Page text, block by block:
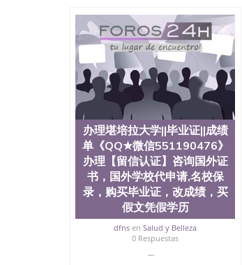
国外文凭质量QQ微信
551190476办国外文凭可找工作
格QQ微信551190476国外编号查
查文凭QQ微信551190476网上
551190476 国外资格证书办理
微信551190476 圣何塞州立大学
称SJSU，是加州历史悠久的大
154公顷。它是一所位于加利福
资，浓厚的多元化学术氛围，杰
每年有来自世界各地的成百上千
习机会和影响力的高等教育机构
今美国大学教学排名中表现优异
谷公司甚至在学生大三和大四的
州立大学系统(CSU), 圣何塞州
(Silicon Valley), 于附近的旧金
科和65个硕士学科，并有来自世
商管理学，艺术设计，和航空
不同国家的专业人士前来研究
公司确认到账转制作点做电子
办理堪培拉大学||毕业证||成绩
单《QQ★微信551190476》
办理【留信认证】咨询国外证
书，国外学校代申请,名校保
录，购买毕业证，改成绩，买
假文凭假学历
dfns enSalud y Belleza
0 Respuestas
...